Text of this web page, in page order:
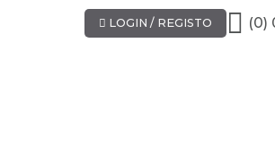
LOGIN / REGISTO (0)